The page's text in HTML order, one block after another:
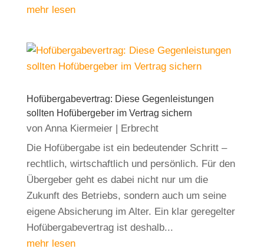
mehr lesen
Hofübergabevertrag: Diese Gegenleistungen
sollten Hofübergeber im Vertrag sichern
von Anna Kiermeier| Erbrecht
Die Hofübergabe ist ein bedeutender Schritt –
rechtlich, wirtschaftlich und persönlich. Für den
Übergeber geht es dabei nicht nur um die
Zukunft des Betriebs, sondern auch um seine
eigene Absicherung im Alter. Ein klar geregelter
Hofübergabevertrag ist deshalb...
mehr lesen